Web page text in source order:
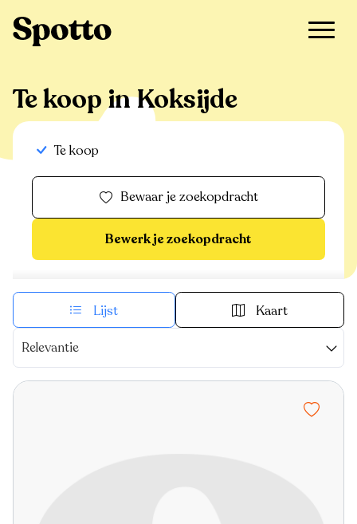
Te koop in Koksijde
Te koop
Bewaar je zoekopdracht
Bewerk je zoekopdracht
Lijst Kaart
Relevantie